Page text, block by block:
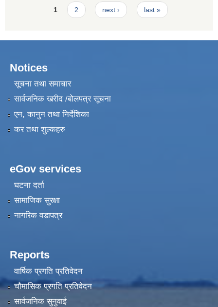
Pages1 2 next › last »
Notices
सूचना तथा समाचार
सार्वजनिक खरीद /बोलपत्र सूचना
एन, कानुन तथा निर्देशिका
कर तथा शुल्कहरु
eGov services
घटना दर्ता
सामाजिक सुरक्षा
नागरिक वडापत्र
Reports
वार्षिक प्रगति प्रतिवेदन
चौमासिक प्रगति प्रतिवेदन
सार्वजनिक सुनुवाई